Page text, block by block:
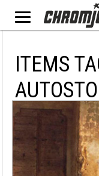
ITEMS